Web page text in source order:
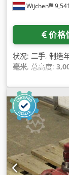
Wijchen
价格
状况: 二手, 制造
毫米, 总高度: